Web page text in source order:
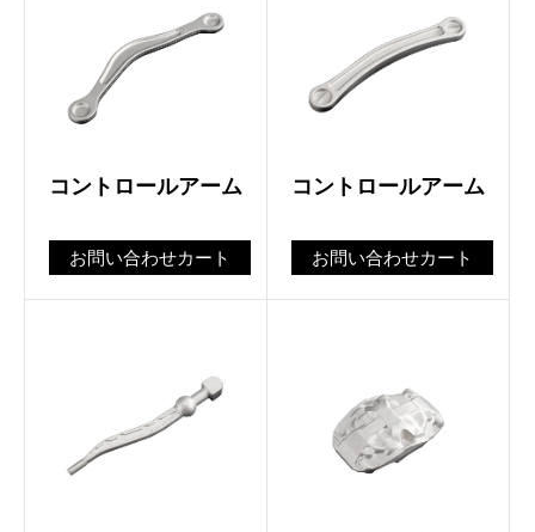
コントロールアーム
お問い合わせカート
コントロールアーム
お問い合わせカート